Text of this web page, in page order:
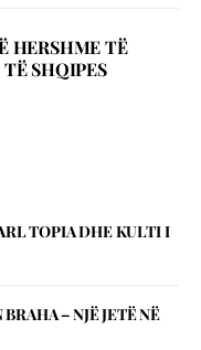
HERSHME TË
SHQIPES
TOPIA DHE KULTI I
BRAHA – NJЁ JETЁ NЁ